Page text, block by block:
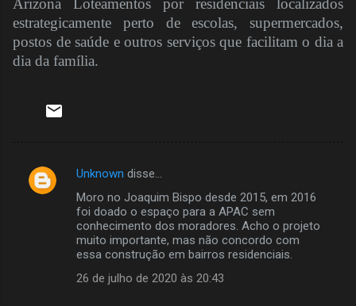
estrategicamente perto de escolas, supermercados,
postos de saúde e outros serviços que facilitam o dia a
dia da família.
C
Unknown disse…
Moro no Joaquim Bispo desde 2015, em 2016
foi doado o espaço para a APAC sem
conhecimento dos moradores. Acho o projeto
muito importante, mas não concordo com
essa construção em bairros residenciais.
26 de julho de 2020 às 20:43